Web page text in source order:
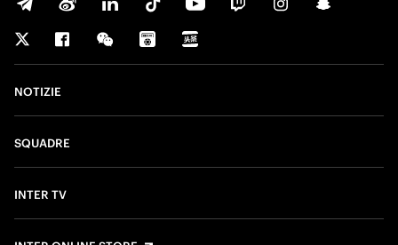
NOTIZIE
SQUADRE
INTER TV